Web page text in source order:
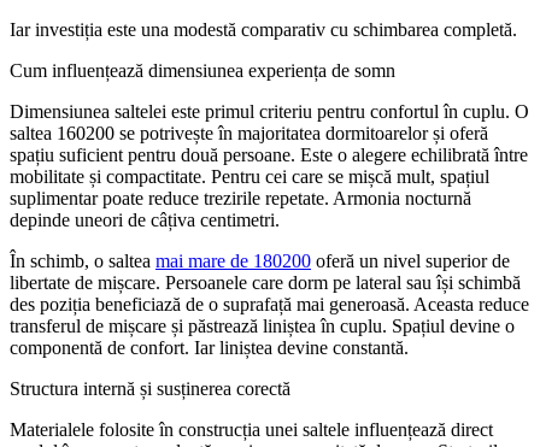
Iar investiția este una modestă comparativ cu schimbarea completă.
Cum influențează dimensiunea experiența de somn
Dimensiunea saltelei este primul criteriu pentru confortul în cuplu. O
saltea 160200 se potrivește în majoritatea dormitoarelor și oferă
spațiu suficient pentru două persoane. Este o alegere echilibrată între
mobilitate și compactitate. Pentru cei care se mișcă mult, spațiul
suplimentar poate reduce trezirile repetate. Armonia nocturnă
depinde uneori de câțiva centimetri.
În schimb, o saltea mai mare de 180200 oferă un nivel superior de
libertate de mișcare. Persoanele care dorm pe lateral sau își schimbă
des poziția beneficiază de o suprafață mai generoasă. Aceasta reduce
transferul de mișcare și păstrează liniștea în cuplu. Spațiul devine o
componentă de confort. Iar liniștea devine constantă.
Structura internă și susținerea corectă
Materialele folosite în construcția unei saltele influențează direct